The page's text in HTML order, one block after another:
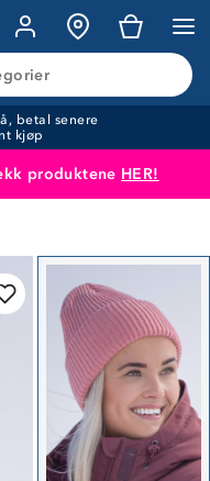
betal senere
kjøp
produktene HER!